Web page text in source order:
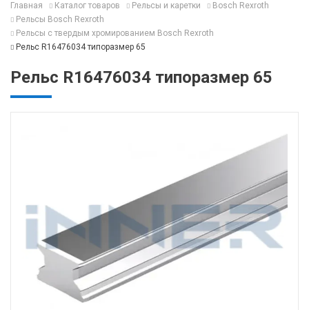
Главная Каталог товаров Рельсы и каретки
Bosch Rexroth
Рельсы Bosch Rexroth
Рельсы с твердым хромированием Bosch Rexroth
Рельс R16476034 типоразмер 65
Рельс R16476034 типоразмер 65